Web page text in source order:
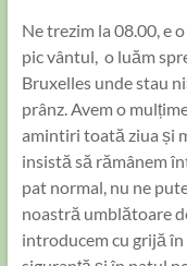
Ne trezim la 08.00, e
pic vântul, o luăm
Bruxelles unde stau
prânz. Avem o
amintiri toată ziua și
insistă să rămânem
pat normal, nu ne
noastră umblătoare
introducem cu grijă